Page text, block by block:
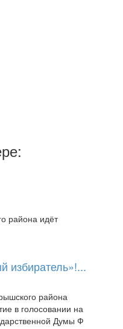
района идёт
избиратель»!...
района
в голосовании на
Думы Ф